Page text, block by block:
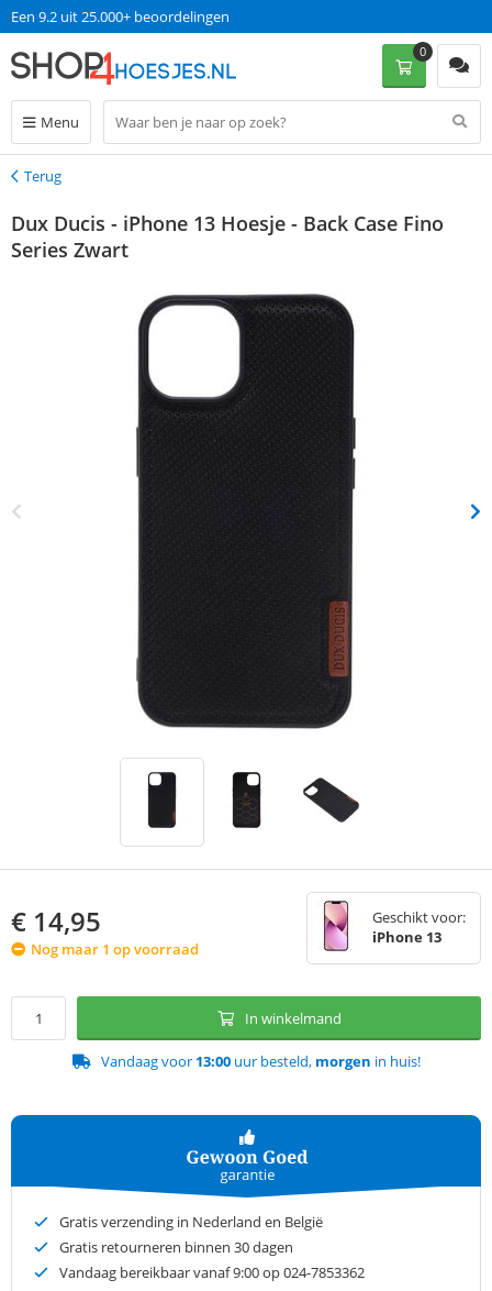
Een 9.2 uit 25.000+ beoordelingen
Menu
0
Terug
Terug
Dux Ducis - iPhone 13 Hoesje - Back Case Fino
Series Zwart
€ 14,95
Nog maar 1 op voorraad
Geschikt voor:
iPhone 13
In winkelmand
Vandaag voor 13:00uur besteld, morgen in huis!
Gratis verzending in Nederland en België
Gratis retourneren binnen 30 dagen
Vandaag bereikbaar vanaf 9:00 op 024-7853362